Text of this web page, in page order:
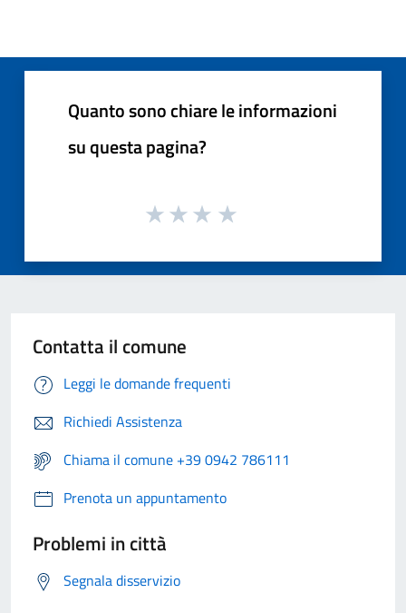
Quanto sono chiare le informazioni
su questa pagina?
Contatta il comune
Leggi le domande frequenti
Richiedi Assistenza
Chiama il comune +39 0942 786111
Prenota un appuntamento
Problemi in città
Segnala disservizio